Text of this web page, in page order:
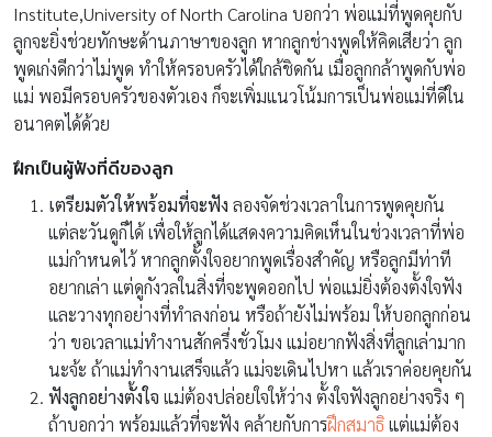
Institute,University of North Carolina บอกว่า พ่อแม่ที่พูดคุยกับ
ลูกจะยิ่งช่วยทักษะด้านภาษาของลูก หากลูกช่างพูดให้คิดเสียว่า ลูก
พูดเก่งดีกว่าไม่พูด ทำให้ครอบครัวได้ใกล้ชิดกัน เมื่อลูกกล้าพูดกับพ่อ
แม่ พอมีครอบครัวของตัวเอง ก็จะเพิ่มแนวโน้มการเป็นพ่อแม่ที่ดีใน
อนาคตได้ด้วย
ฝึกเป็นผู้ฟังที่ดีของลูก
เตรียมตัวให้พร้อมที่จะฟัง ลองจัดช่วงเวลาในการพูดคุยกัน
แต่ละวันดูก็ได้ เพื่อให้ลูกได้แสดงความคิดเห็นในช่วงเวลาที่พ่อ
แม่กำหนดไว้ หากลูกตั้งใจอยากพูดเรื่องสำคัญ หรือลูกมีท่าที
อยากเล่า แต่ดูกังวลในสิ่งที่จะพูดออกไป พ่อแม่ยิ่งต้องตั้งใจฟัง
และวางทุกอย่างที่ทำลงก่อน หรือถ้ายังไม่พร้อม ให้บอกลูกก่อน
ว่า ขอเวลาแม่ทำงานสักครึ่งชั่วโมง แม่อยากฟังสิ่งที่ลูกเล่ามาก
นะจ้ะ ถ้าแม่ทำงานเสร็จแล้ว แม่จะเดินไปหา แล้วเราค่อยคุยกัน
ฟังลูกอย่างตั้งใจ แม่ต้องปล่อยใจให้ว่าง ตั้งใจฟังลูกอย่างจริง ๆ
ถ้าบอกว่า พร้อมแล้วที่จะฟัง คล้ายกับการฝึกสมาธิแต่แม่ต้อง